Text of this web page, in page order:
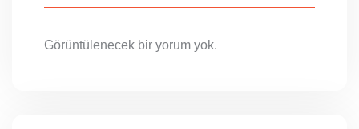
Görüntülenecek bir yorum yok.